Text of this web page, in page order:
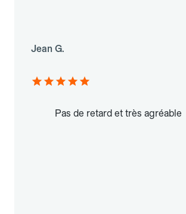
Jean G.
Pas de retard et très agréable